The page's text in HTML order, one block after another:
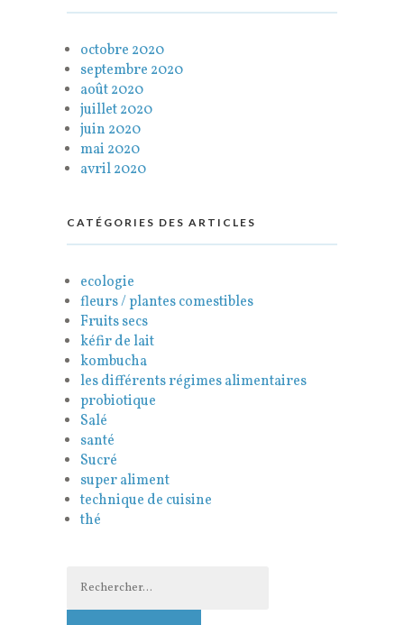
octobre 2020
septembre 2020
août 2020
juillet 2020
juin 2020
mai 2020
avril 2020
CATÉGORIES DES ARTICLES
ecologie
fleurs / plantes comestibles
Fruits secs
kéfir de lait
kombucha
les différents régimes alimentaires
probiotique
Salé
santé
Sucré
super aliment
technique de cuisine
thé